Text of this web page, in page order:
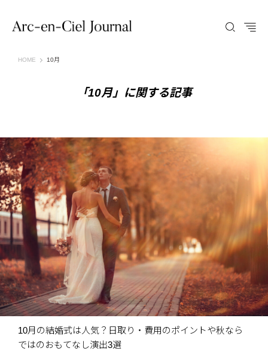
HOME Arc-en-Ciel Journal（アルカンシエル ジャーナル）
10月
「10月」に関する記事
10月の結婚式は人気？日取り・費用のポイントや秋なら
ではのおもてなし演出3選